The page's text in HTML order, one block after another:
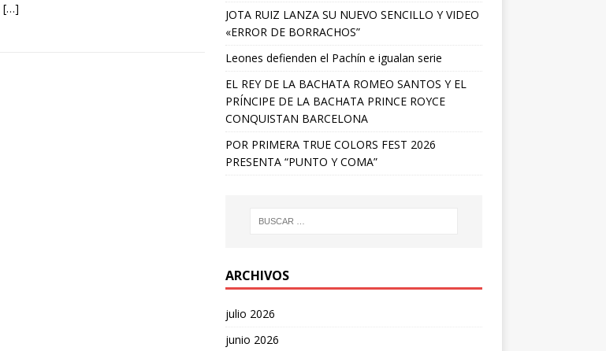
[…]
JOTA RUIZ LANZA SU NUEVO SENCILLO Y VIDEO
«ERROR DE BORRACHOS”
Leones defienden el Pachín e igualan serie
EL REY DE LA BACHATA ROMEO SANTOS Y EL
PRÍNCIPE DE LA BACHATA PRINCE ROYCE
CONQUISTAN BARCELONA
POR PRIMERA TRUE COLORS FEST 2026
PRESENTA “PUNTO Y COMA”
ARCHIVOS
julio 2026
junio 2026